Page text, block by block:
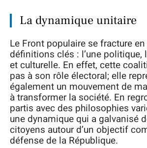
La dynamique unitaire
Le Front populaire se fracture
définitions clés : l’une politique,
et culturelle. En effet, cette
pas à son rôle électoral; elle
également un mouvement de
à transformer la société. En
partis avec des philosophies
une dynamique qui a galvanisé
citoyens autour d’un objectif
défense de la République.